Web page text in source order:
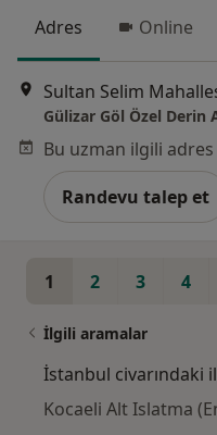
Adres Online
Gülizar Göl Özel Derin
Randevu talep et
1 2 3 4
İlgili aramalar
İstanbul civarındaki
Kocaeli Alt Islatma